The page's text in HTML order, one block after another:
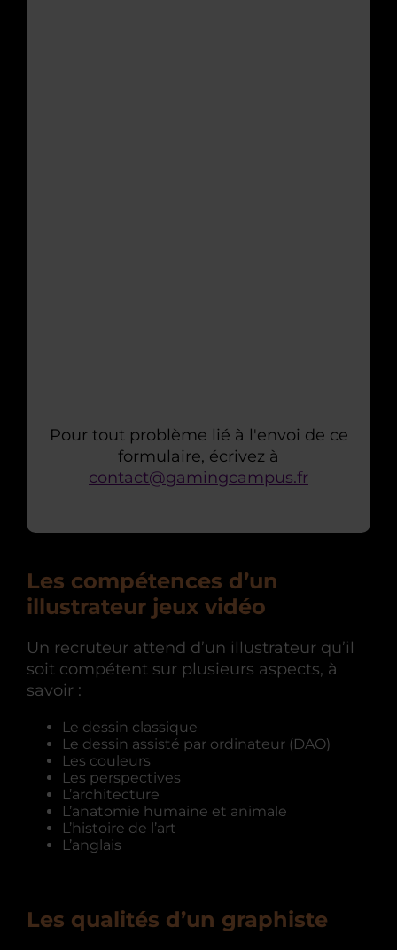
Pour tout problème lié à l'envoi de ce
formulaire, écrivez à
contact@gamingcampus.fr
Les compétences d’un
illustrateur jeux vidéo
Un recruteur attend d’un illustrateur qu’il
soit compétent sur plusieurs aspects, à
savoir :
Le dessin classique
Le dessin assisté par ordinateur (DAO)
Les couleurs
Les perspectives
L’architecture
L’anatomie humaine et animale
L’histoire de l’art
L’anglais
Les qualités d’un graphiste